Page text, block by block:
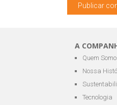
A
Quem
Nossa
Tecnologia